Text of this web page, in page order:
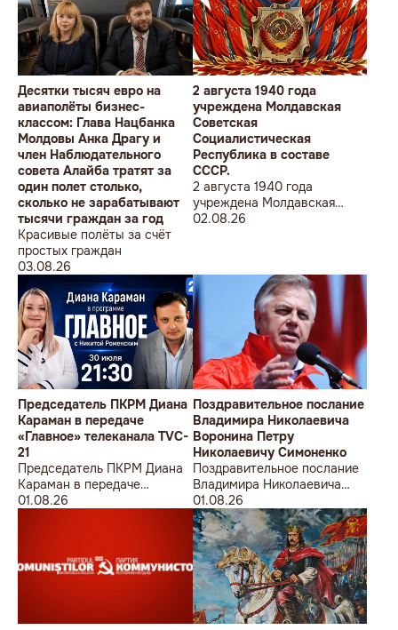
Десятки тысяч евро на
авиаполёты бизнес-
классом: Глава Нацбанка
Молдовы Анка Драгу и
член Наблюдательного
совета Алайба тратят за
один полет столько,
сколько не зарабатывают
тысячи граждан за год
Красивые полёты за счёт
простых граждан
03.08.26
2 августа 1940 года
учреждена Молдавская
Советская
Социалистическая
Республика в составе
СССР.
2 августа 1940 года
учреждена Молдавская
Советская
02.08.26
Председатель ПКРМ Диана
Караман в передаче
«Главное» телеканала TVC-
21
Председатель ПКРМ Диана
Караман в передаче
«Главное» телеканала TVC-
01.08.26
Поздравительное послание
Владимира Николаевича
Воронина Петру
Николаевичу Симоненко
Поздравительное послание
Владимира Николаевича
Воронина Петру
Николаевичу Симоненко
01.08.26